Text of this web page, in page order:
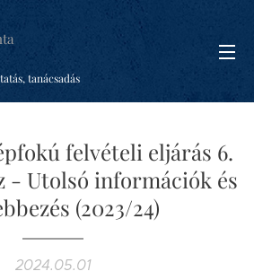
tanácsadás
felvételi eljárás 6.
- Utolsó információk és
(2023/24)
2024.05.01